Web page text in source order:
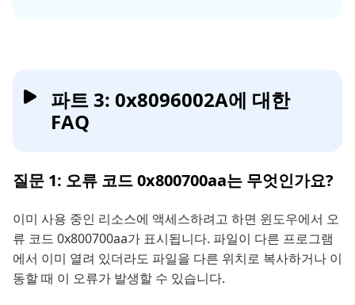
파트 3: 0x8096002A에 대한
FAQ
질문 1: 오류 코드 0x800700aa는 무엇인가요?
이미 사용 중인 리소스에 액세스하려고 하면 윈도우에서 오
류 코드 0x800700aa가 표시됩니다. 파일이 다른 프로그램
에서 이미 열려 있더라도 파일을 다른 위치로 복사하거나 이
동할 때 이 오류가 발생할 수 있습니다.